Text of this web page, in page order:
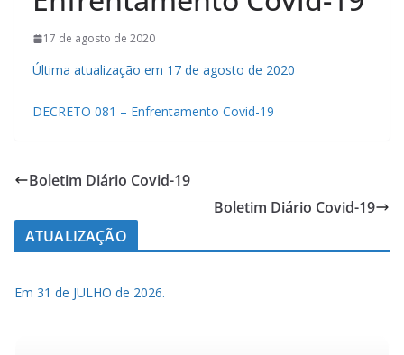
17 de agosto de 2020
Última atualização em 17 de agosto de 2020
DECRETO 081 – Enfrentamento Covid-19
Boletim Diário Covid-19
Boletim Diário Covid-19
ATUALIZAÇÃO
Em 31 de JULHO de 2026.